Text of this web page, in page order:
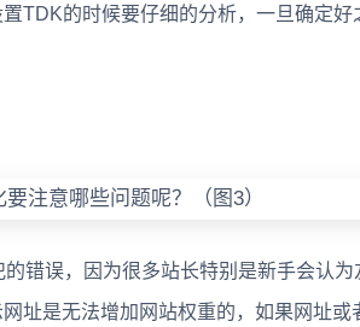
TDK的时候要仔细的分析，一旦确定好
误，因为很多站长特别是新手会认为
址是无法增加网站权重的，如果网址或